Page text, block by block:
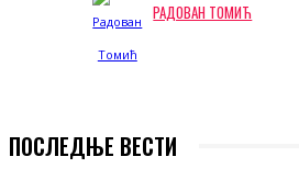
РАДОВАН ТОМИЋ
ПОСЛЕДЊЕ ВЕСТИ